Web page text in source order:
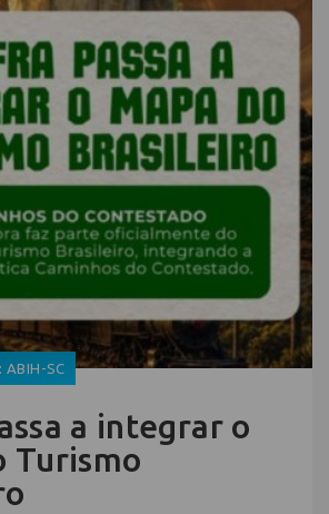
ABIH-SC
a integrar o
Turismo